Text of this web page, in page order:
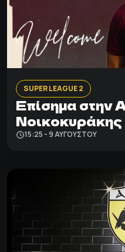
SUPER LEAGUE 2
Επίσημα στην
Νοικοκυράκης
15:25 - 9 ΑΥΓΟΎΣΤΟΥ